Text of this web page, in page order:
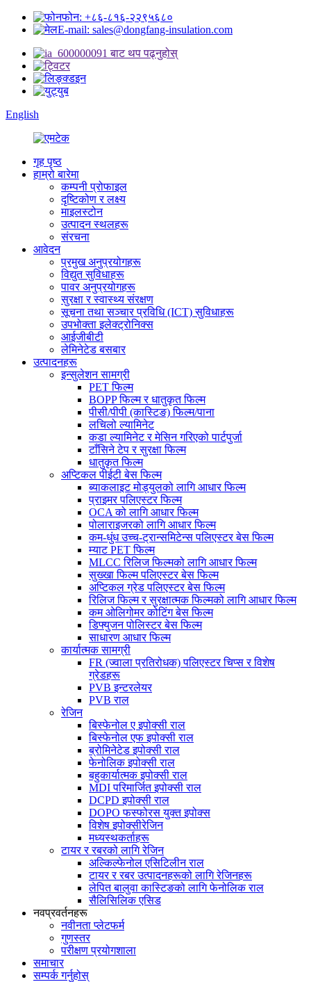
फोन: +८६-८१६-२२९५६८०
E-mail: sales@dongfang-insulation.com
English
गृह पृष्ठ
हाम्रो बारेमा
कम्पनी प्रोफाइल
दृष्टिकोण र लक्ष्य
माइलस्टोन
उत्पादन स्थलहरू
संरचना
आवेदन
प्रमुख अनुप्रयोगहरू
विद्युत सुविधाहरू
पावर अनुप्रयोगहरू
सुरक्षा र स्वास्थ्य संरक्षण
सूचना तथा सञ्चार प्रविधि (ICT) सुविधाहरू
उपभोक्ता इलेक्ट्रोनिक्स
आईजीबीटी
लेमिनेटेड बसबार
उत्पादनहरू
इन्सुलेशन सामग्री
PET फिल्म
BOPP फिल्म र धातुकृत फिल्म
पीसी/पीपी (कास्टिङ) फिल्म/पाना
लचिलो ल्यामिनेट
कडा ल्यामिनेट र मेसिन गरिएको पार्टपुर्जा
टाँसिने टेप र सुरक्षा फिल्म
धातुकृत फिल्म
अप्टिकल पीईटी बेस फिल्म
ब्याकलाइट मोड्युलको लागि आधार फिल्म
प्राइमर पलिएस्टर फिल्म
OCA को लागि आधार फिल्म
पोलाराइजरको लागि आधार फिल्म
कम-धुंध उच्च-ट्रान्समिटेन्स पलिएस्टर बेस फिल्म
म्याट PET फिल्म
MLCC रिलिज फिल्मको लागि आधार फिल्म
सुख्खा फिल्म पलिएस्टर बेस फिल्म
अप्टिकल ग्रेड पलिएस्टर बेस फिल्म
रिलिज फिल्म र सुरक्षात्मक फिल्मको लागि आधार फिल्म
कम ओलिगोमर कोटिंग बेस फिल्म
डिफ्युजन पोलिस्टर बेस फिल्म
साधारण आधार फिल्म
कार्यात्मक सामग्री
FR (ज्वाला प्रतिरोधक) पलिएस्टर चिप्स र विशेष
ग्रेडहरू
PVB इन्टरलेयर
PVB राल
रेजिन
बिस्फेनोल ए इपोक्सी राल
बिस्फेनोल एफ इपोक्सी राल
ब्रोमिनेटेड इपोक्सी राल
फेनोलिक इपोक्सी राल
बहुकार्यात्मक इपोक्सी राल
MDI परिमार्जित इपोक्सी राल
DCPD इपोक्सी राल
DOPO फस्फोरस युक्त इपोक्स
विशेष इपोक्सीरेजिन
मध्यस्थकर्ताहरू
टायर र रबरको लागि रेजिन
अल्किल्फेनोल एसिटिलीन राल
टायर र रबर उत्पादनहरूको लागि रेजिनहरू
लेपित बालुवा कास्टिङको लागि फेनोलिक राल
सैलिसिलिक एसिड
नवप्रवर्तनहरू
नवीनता प्लेटफर्म
गुणस्तर
परीक्षण प्रयोगशाला
समाचार
सम्पर्क गर्नुहोस्